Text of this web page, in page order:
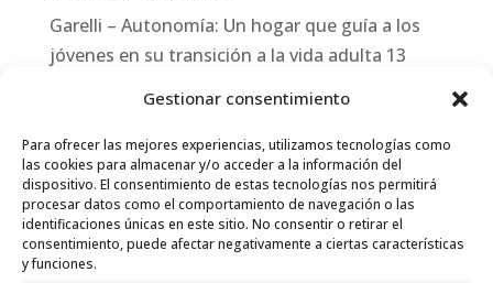
Gestionar consentimiento
Para ofrecer las mejores experiencias, utilizamos tecnologías como
las cookies para almacenar y/o acceder a la información del
dispositivo. El consentimiento de estas tecnologías nos permitirá
procesar datos como el comportamiento de navegación o las
identificaciones únicas en este sitio. No consentir o retirar el
consentimiento, puede afectar negativamente a ciertas características
y funciones.
Garelli – Autonomía: Un hogar que guía a los
jóvenes en su transición a la vida adulta 13
Garelli-Refugio: Acciones de empleo en el
marco del Sistema de Acogida de Protección
Internacional 10 julio, 2026